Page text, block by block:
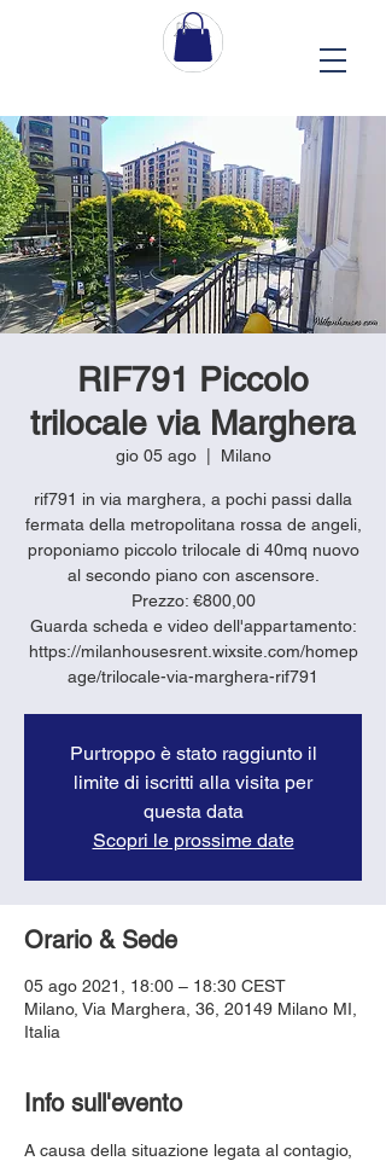
RIF791 Piccolo
trilocale via Marghera
gio 05 ago
  |
Milano
rif791 in via marghera, a pochi passi dalla
fermata della metropolitana rossa de angeli,
proponiamo piccolo trilocale di 40mq nuovo
al secondo piano con ascensore.
Prezzo: €800,00
Guarda scheda e video dell'appartamento:
https://milanhousesrent.wixsite.com/homep
age/trilocale-via-marghera-rif791
Purtroppo è stato raggiunto il
limite di iscritti alla visita per
questa data
Scopri le prossime date
Orario & Sede
05 ago 2021, 18:00 – 18:30 CEST
Milano, Via Marghera, 36, 20149 Milano MI,
Italia
Info sull'evento
A causa della situazione legata al contagio,